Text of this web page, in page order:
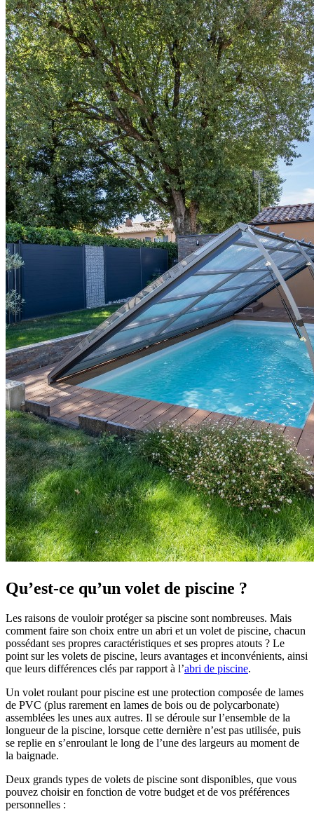
Qu’est-ce qu’un volet de piscine ?
Les raisons de vouloir protéger sa piscine sont nombreuses. Mais
comment faire son choix entre un abri et un volet de piscine, chacun
possédant ses propres caractéristiques et ses propres atouts ? Le
point sur les volets de piscine, leurs avantages et inconvénients, ainsi
que leurs différences clés par rapport à l’abri de piscine.
Un volet roulant pour piscine est une protection composée de lames
de PVC (plus rarement en lames de bois ou de polycarbonate)
assemblées les unes aux autres. Il se déroule sur l’ensemble de la
longueur de la piscine, lorsque cette dernière n’est pas utilisée, puis
se replie en s’enroulant le long de l’une des largeurs au moment de
la baignade.
Deux grands types de volets de piscine sont disponibles, que vous
pouvez choisir en fonction de votre budget et de vos préférences
personnelles :